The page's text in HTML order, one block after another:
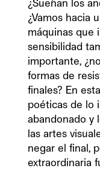
¿Sueñan los
¿Vamos hacia
máquinas que
sensibilidad
importante,
formas de
finales? En
poéticas de lo
abandonado y
las artes
negar el final,
extraordinaria